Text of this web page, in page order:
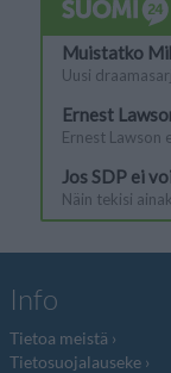
Info
Tietoa meistä
Tietosuojalauseke